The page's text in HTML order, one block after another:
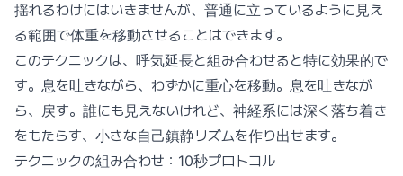
揺れるわけにはいきませんが、普通に立っているように見え
る範囲で体重を移動させることはできます。
このテクニックは、呼気延長と組み合わせると特に効果的で
す。息を吐きながら、わずかに重心を移動。息を吐きなが
ら、戻す。誰にも見えないけれど、神経系には深く落ち着き
をもたらす、小さな自己鎮静リズムを作り出せます。
テクニックの組み合わせ：10秒プロトコル